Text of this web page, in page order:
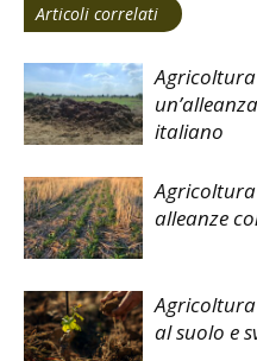
Articoli correlati
italiano
alleanze
al suolo e